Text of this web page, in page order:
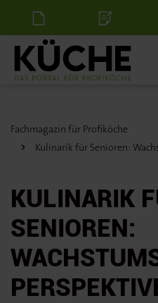
NewsletterStellenanzeige
Fachmagazin für Profiköche
Kulinarik für Senioren:
KULINARIK
SENIOREN: